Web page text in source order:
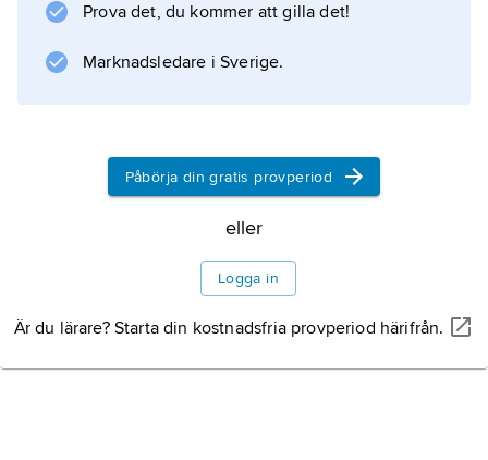
Prova det, du kommer att gilla det!
Marknadsledare i Sverige.
Påbörja din gratis provperiod
eller
Logga in
Är du lärare? Starta din kostnadsfria provperiod härifrån.